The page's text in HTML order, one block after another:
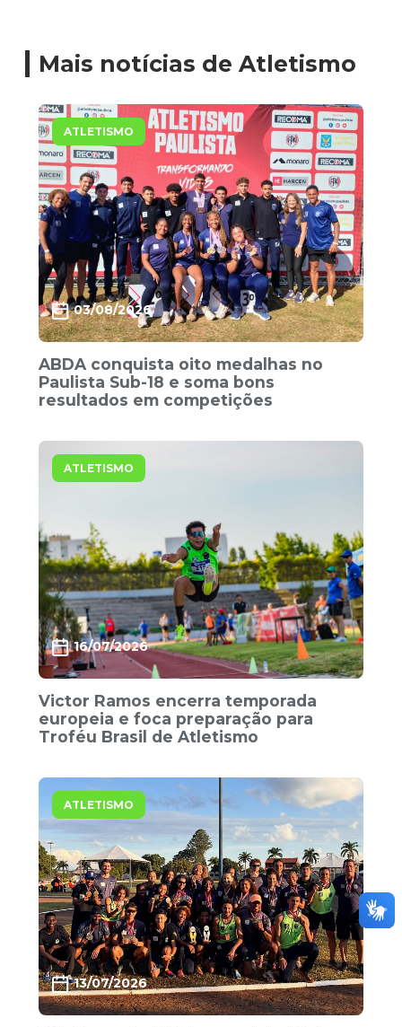
Mais notícias de Atletismo
ATLETISMO
03/08/2026
ABDA conquista oito medalhas no
Paulista Sub-18 e soma bons
resultados em competições
ATLETISMO
16/07/2026
Victor Ramos encerra temporada
europeia e foca preparação para
Troféu Brasil de Atletismo
ATLETISMO
13/07/2026